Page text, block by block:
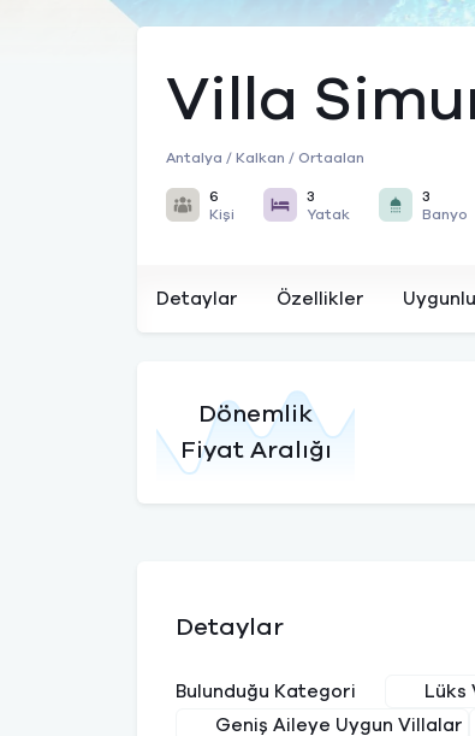
Villa
Antalya / Kalkan / Ortaalan
6
Kişi
3
Yatak
3
Banyo
Detaylar Özellikler
Dönemlik
Fiyat Aralığı
Detaylar
Bulunduğu Kategori Lüks
Geniş Aileye Uygun Villalar